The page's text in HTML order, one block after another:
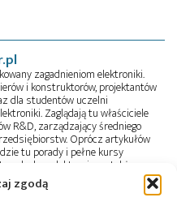
zgodą
zagadnieniom elektroniki.
i konstruktorów, projektantów
dla studentów uczelni
Zaglądają tu właściciele
R&D, zarządzający średniego
Oprócz artykułów
tu porady i pełne kursy
w elektronice, a także
przejrzy aktualności z branży w
swój udział w wydarzeniach,